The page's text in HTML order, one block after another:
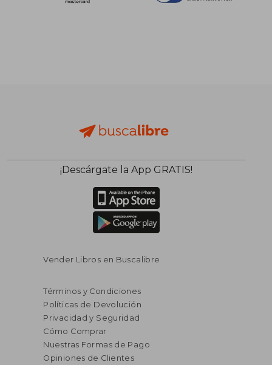
¡Descárgate la App GRATIS!
Vender Libros en Buscalibre
Términos y Condiciones
Políticas de Devolución
Privacidad y Seguridad
Cómo Comprar
Nuestras Formas de Pago
Opiniones de Clientes